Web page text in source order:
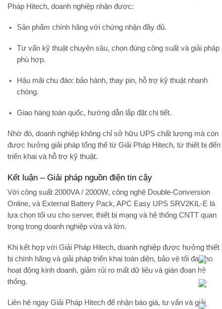
Pháp Hitech, doanh nghiệp nhận được:
Sản phẩm chính hãngvới chứng nhận đầy đủ.
Tư vấn kỹ thuật chuyên sâu, chọn đúng công suất và giải pháp
phù hợp.
Hậu mãi chu đáo: bảo hành, thay pin, hỗ trợ kỹ thuật nhanh
chóng.
Giao hàng toàn quốc, hướng dẫn lắp đặt chi tiết.
Nhờ đó, doanh nghiệp không chỉ sở hữu UPS chất lượng mà còn
được hưởng giải pháp tổng thể từ Giải Pháp Hitech, từ thiết bị đến
triển khai và hỗ trợ kỹ thuật.
Kết luận – Giải pháp nguồn điện tin cậy
Với công suất 2000VA / 2000W, công nghệ Double-Conversion
Online, và External Battery Pack, APC Easy UPS SRV2KIL-E là
lựa chọn tối ưu cho server, thiết bị mạng và hệ thống CNTT quan
trọng trong doanh nghiệp vừa và lớn.
Khi kết hợp với Giải Pháp Hitech, doanh nghiệp được hưởng thiết
bị chính hãng và giải pháp triển khai toàn diện, bảo vệ tối đa cho
hoạt động kinh doanh, giảm rủi ro mất dữ liệu và gián đoạn hệ
thống.
Liên hệ ngay Giải Pháp Hitech để nhận báo giá, tư vấn và giải